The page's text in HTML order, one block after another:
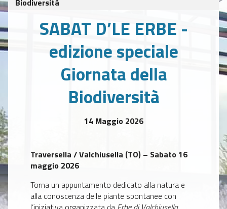
SABAT D’LE ERBE -
edizione speciale
Giornata della
Biodiversità
14 Maggio 2026
Traversella / Valchiusella (TO) – Sabato 16
maggio 2026
Torna un appuntamento dedicato alla natura e
alla conoscenza delle piante spontanee con